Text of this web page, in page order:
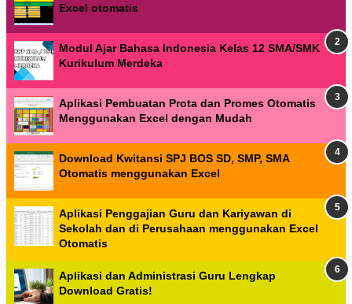
Excel otomatis
Modul Ajar Bahasa Indonesia Kelas 12 SMA/SMK
Kurikulum Merdeka
Aplikasi Pembuatan Prota dan Promes Otomatis
Menggunakan Excel dengan Mudah
Download Kwitansi SPJ BOS SD, SMP, SMA
Otomatis menggunakan Excel
Aplikasi Penggajian Guru dan Kariyawan di
Sekolah dan di Perusahaan menggunakan Excel
Otomatis
Aplikasi dan Administrasi Guru Lengkap
Download Gratis!